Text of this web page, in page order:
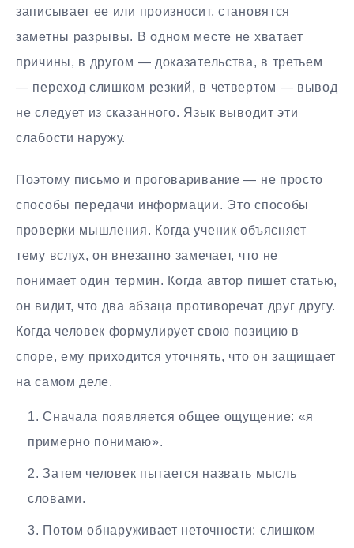
записывает ее или произносит, становятся
заметны разрывы. В одном месте не хватает
причины, в другом — доказательства, в третьем
— переход слишком резкий, в четвертом — вывод
не следует из сказанного. Язык выводит эти
слабости наружу.
Поэтому письмо и проговаривание — не просто
способы передачи информации. Это способы
проверки мышления. Когда ученик объясняет
тему вслух, он внезапно замечает, что не
понимает один термин. Когда автор пишет статью,
он видит, что два абзаца противоречат друг другу.
Когда человек формулирует свою позицию в
споре, ему приходится уточнять, что он защищает
на самом деле.
Сначала появляется общее ощущение: «я
примерно понимаю».
Затем человек пытается назвать мысль
словами.
Потом обнаруживает неточности: слишком